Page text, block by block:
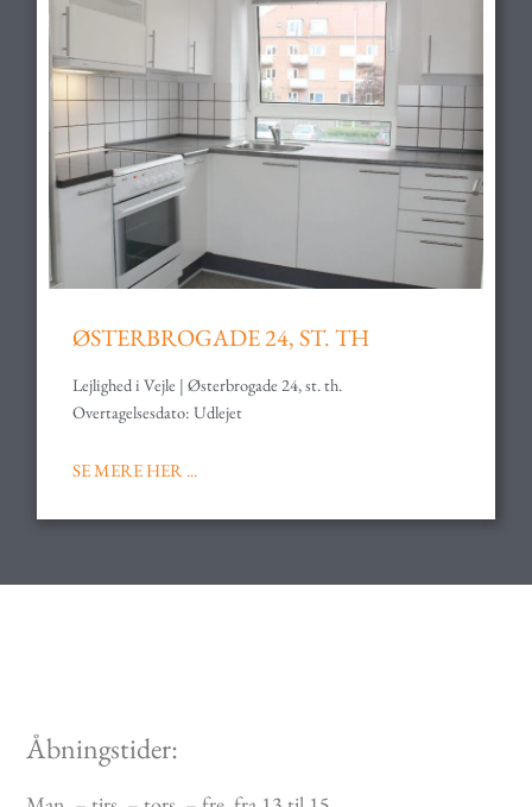
ØSTERBROGADE 24, ST. TH
Lejlighed i Vejle | Østerbrogade 24, st. th.
Overtagelsesdato: Udlejet
SE MERE HER ...
Åbningstider: